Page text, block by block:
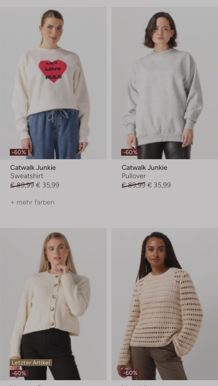
-60%
Catwalk Junkie
Sweatshirt
€ 89,99 € 35,99
+ mehr farben
-60%
Catwalk Junkie
Pullover
€ 89,99 € 35,99
Letzter Artikel
-60%
-60%